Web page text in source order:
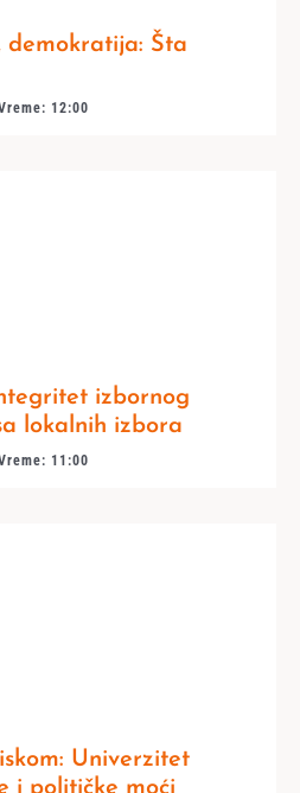
demokratija: Šta
12:00
izbornog
lokalnih izbora
11:00
Univerzitet
i političke moći